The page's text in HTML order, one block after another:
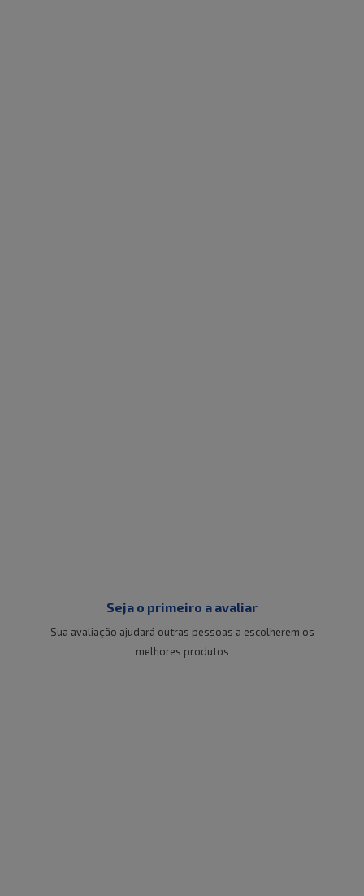
Seja o primeiro a avaliar
Sua avaliação ajudará outras pessoas a escolherem os
melhores produtos